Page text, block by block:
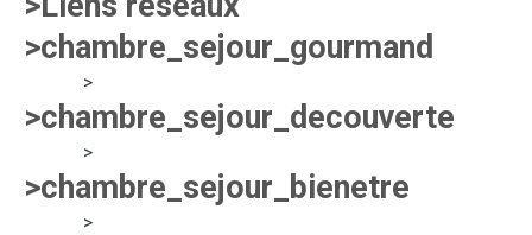
>chambre_sejour_gourmand
>
>chambre_sejour_decouverte
>
>chambre_sejour_bienetre
>